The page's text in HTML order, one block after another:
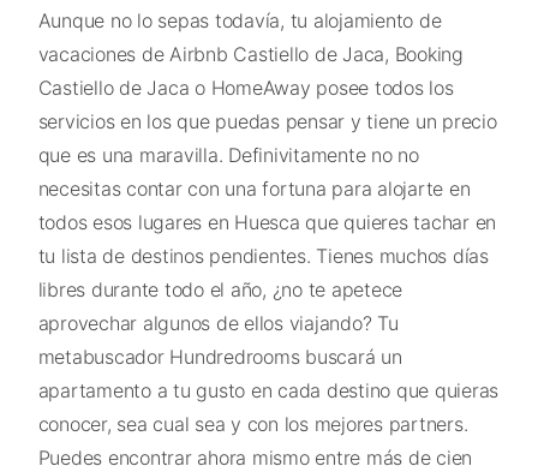
Aunque no lo sepas todavía, tu alojamiento de
vacaciones de Airbnb Castiello de Jaca, Booking
Castiello de Jaca o HomeAway posee todos los
servicios en los que puedas pensar y tiene un precio
que es una maravilla. Definivitamente no no
necesitas contar con una fortuna para alojarte en
todos esos lugares en Huesca que quieres tachar en
tu lista de destinos pendientes. Tienes muchos días
libres durante todo el año, ¿no te apetece
aprovechar algunos de ellos viajando? Tu
metabuscador Hundredrooms buscará un
apartamento a tu gusto en cada destino que quieras
conocer, sea cual sea y con los mejores partners.
Puedes encontrar ahora mismo entre más de cien